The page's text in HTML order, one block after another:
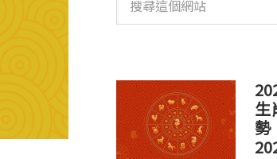
這
站
生
勢